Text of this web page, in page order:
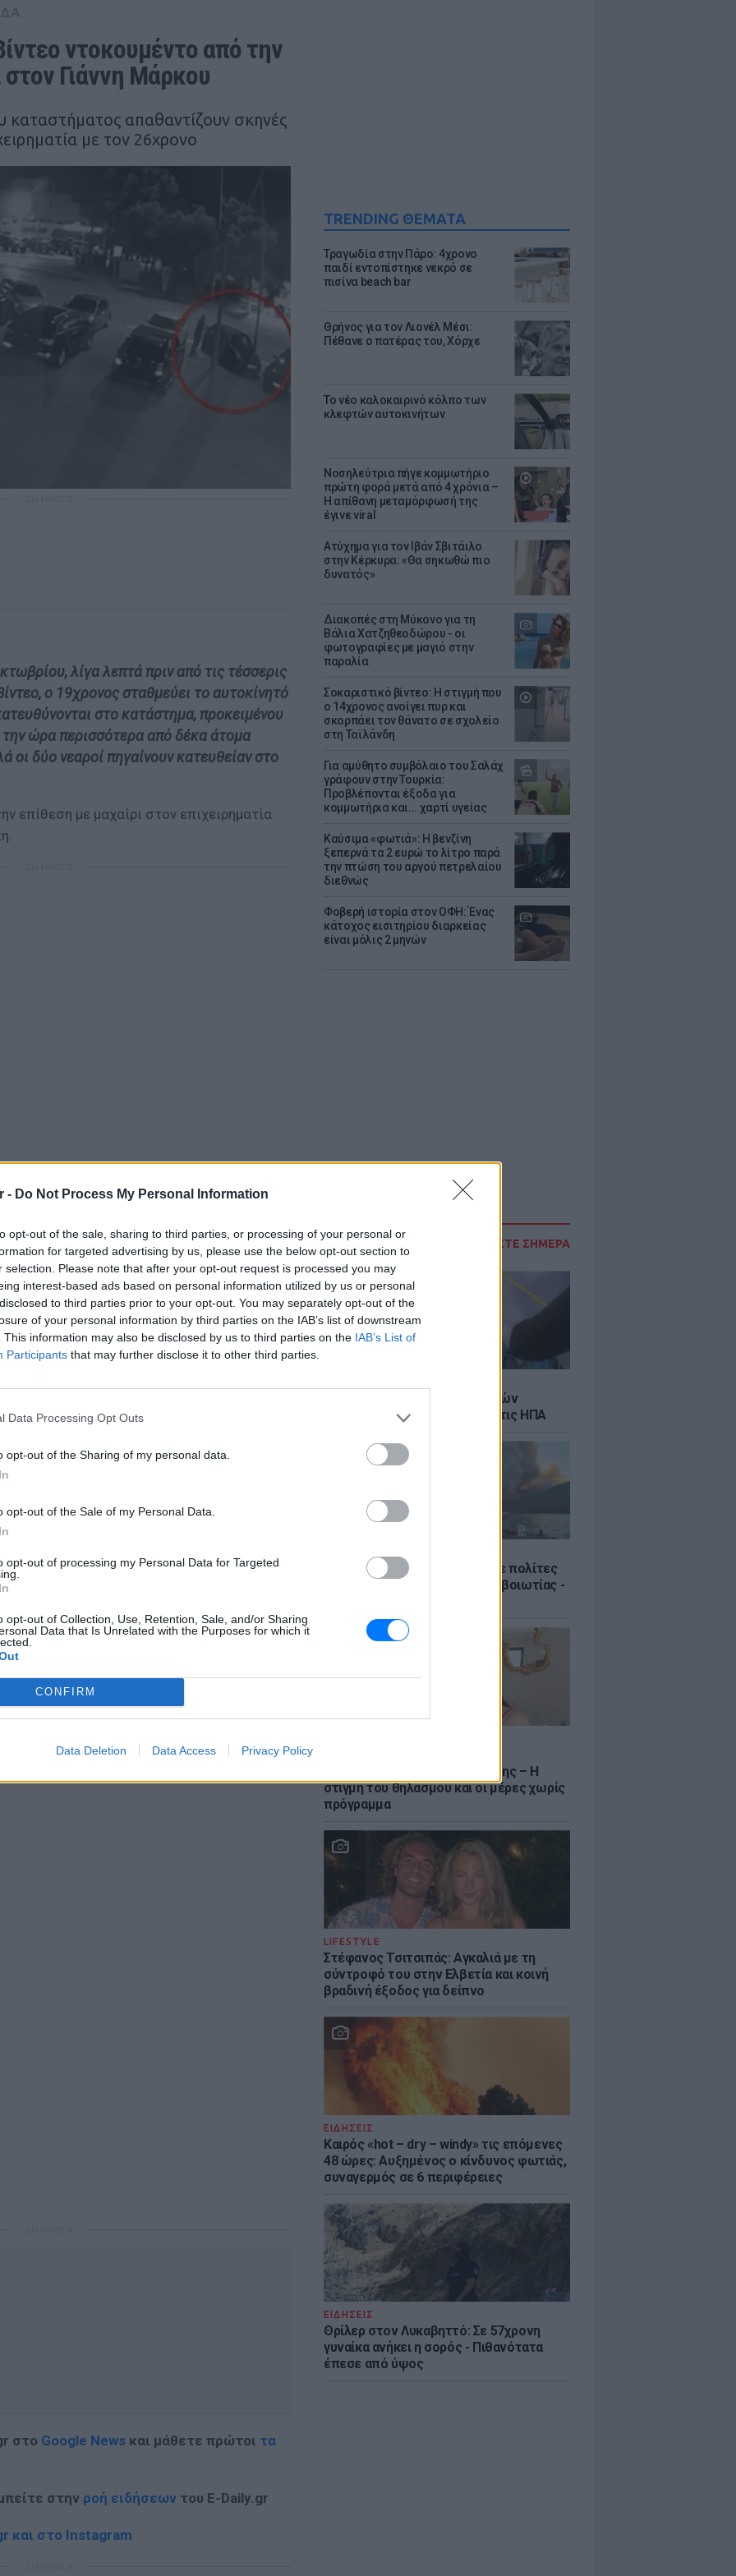
- Do Not Process My Personal Information
opt-out of the sale, sharing to third parties, or processing of your personal or
for targeted advertising by us, please use the below opt-out section to
selection. Please note that after your opt-out request is processed you may
interest-based ads based on personal information utilized by us or personal
to third parties prior to your opt-out. You may separately opt-out of the
of your personal information by third parties on the IAB’s list of downstream
This information may also be disclosed by us to third parties on the IAB’s List of
Participants that may further disclose it to other third parties.
Data Processing Opt Outs
opt-out of the Sharing of my personal data.
opt-out of the Sale of my Personal Data.
opt-out of processing my Personal Data for Targeted
opt-out of Collection, Use, Retention, Sale, and/or Sharing
Data that Is Unrelated with the Purposes for which it
CONFIRM
Data Deletion Data Access Privacy Policy
TRENDING ΘΕΜΑΤΑ
Τραγωδία στην Πάρο: 4χρονο
παιδί εντοπίστηκε νεκρό σε
πισίνα beach bar
Θρήνος για τον Λιονέλ Μέσι:
Πέθανε ο πατέρας του, Χόρχε
Το νέο καλοκαιρινό κόλπο των
κλεφτών αυτοκινήτων
Νοσηλεύτρια πήγε κομμωτήριο
πρώτη φορά μετά από 4 χρόνια –
Η απίθανη μεταμόρφωσή της
έγινε viral
Ατύχημα για τον Ιβάν Σβιτάιλο
στην Κέρκυρα: «Θα σηκωθώ πιο
δυνατός»
Διακοπές στη Μύκονο για τη
Βάλια Χατζηθεοδώρου - οι
φωτογραφίες με μαγιό στην
παραλία
Σοκαριστικό βίντεο: Η στιγμή που
ο 14χρονος ανοίγει πυρ και
σκορπάει τον θάνατο σε σχολείο
στη Ταϊλάνδη
Για αμύθητο συμβόλαιο του Σαλάχ
γράφουν στην Τουρκία:
Προβλέπονται έξοδα για
κομμωτήρια και... χαρτί υγείας
Καύσιμα «φωτιά»: Η βενζίνη
ξεπερνά τα 2 ευρώ το λίτρο παρά
την πτώση του αργού πετρελαίου
διεθνώς
Φοβερή ιστορία στον ΟΦΗ: Ένας
κάτοχος εισιτηρίου διαρκείας
είναι μόλις 2 μηνών
ΔΙΑΒΑΣΤΕ ΣΗΜΕΡΑ
Ιστορική μεταφορά 30 φαλαινών
μπελούγκα από τον Καναδά στις ΗΠΑ
Πώς η Πυροσβεστική διέσωσε πολίτες
στη μεγάλη φωτιά της Αττικοβοιωτίας -
φωτογραφίες με τους γιους της – Η
στιγμή του θηλασμού και οι μέρες χωρίς
πρόγραμμα
LIFESTYLE
Στέφανος Τσιτσιπάς: Αγκαλιά με τη
σύντροφό του στην Ελβετία και κοινή
βραδινή έξοδος για δείπνο
ΕΙΔΗΣΕΙΣ
Καιρός «hot – dry – windy» τις επόμενες
48 ώρες: Αυξημένος ο κίνδυνος φωτιάς,
συναγερμός σε 6 περιφέρειες
ΕΙΔΗΣΕΙΣ
Θρίλερ στον Λυκαβηττό: Σε 57χρονη
γυναίκα ανήκει η σορός - Πιθανότατα
έπεσε από ύψος
ντοκουμέντο από την
στον Γιάννη Μάρκου
καταστήματος απαθαντίζουν σκηνές
με τον 26χρονο
λίγα λεπτά πριν από τις τέσσερις
ο 19χρονος σταθμεύει το αυτοκίνητό
στο κατάστημα, προκειμένου
ώρα περισσότερα από δέκα άτομα
οι δύο νεαροί πηγαίνουν κατευθείαν στο
επίθεση με μαχαίρι στον επιχειρηματία
Γιάννη Μάρκου, αντιλαμβάνεται ότι
και εκφράζει παράπονο στον 19χρονο.
τού 26χρονου με τον Γιάννη
νεαρό. Οι κάμερες ασφαλείας του
από τη συμπλοκή των δύο ανδρών,
καταφέρνει τα πολλαπλά χτυπήματα με
χώρα και τα χέρια του Γιάννη Μάρκου.
οι κινήσεις του 26χρονου και του
επιχειρηματία και πώς προσπάθησαν
την ώρα που ο Γιάννης Μάρκου ήταν
πως οι δύο νεαροί επέστρεψαν στο
τους ήταν και ένας άνδρας, ο οποίος
επιχείρησε να τους σταματήσει. Χωρίς να
όχημα και έσπευσαν να εξαφανιστούν
συνέλαβαν τον 19χρονο ιδιοκτήτη
στο Google News και μάθετε πρώτοι τα
στην ροή ειδήσεων του E-Daily.gr
και στο Instagram